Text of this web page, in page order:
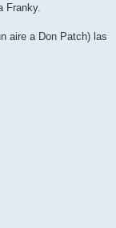
Franky.
aire a Don Patch) las